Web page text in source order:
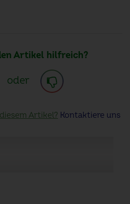
Artikel hilfreich?
oder
Artikel? Kontaktiere uns